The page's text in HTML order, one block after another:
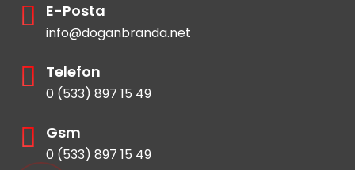
E-Posta
info@doganbranda.net
Telefon
0 (533) 897 15 49
Gsm
0 (533) 897 15 49